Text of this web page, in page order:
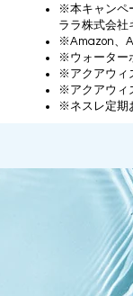
※本キャンペ
ララ株式会社
※Amazon、
※ウォーター
※アクアウィ
※アクアウィ
※ネスレ定期